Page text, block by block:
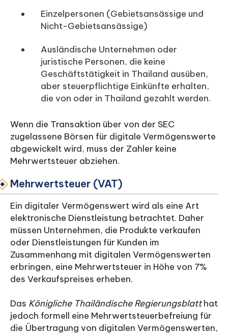
Einzelpersonen (Gebietsansässige und
Nicht-Gebietsansässige)
Ausländische Unternehmen oder
juristische Personen, die keine
Geschäftstätigkeit in Thailand ausüben,
aber steuerpflichtige Einkünfte erhalten,
die von oder in Thailand gezahlt werden.
Wenn die Transaktion über von der SEC
zugelassene Börsen für digitale Vermögenswerte
abgewickelt wird, muss der Zahler keine
Mehrwertsteuer abziehen.
Mehrwertsteuer (VAT)
Ein digitaler Vermögenswert wird als eine Art
elektronische Dienstleistung betrachtet. Daher
müssen Unternehmen, die Produkte verkaufen
oder Dienstleistungen für Kunden im
Zusammenhang mit digitalen Vermögenswerten
erbringen, eine Mehrwertsteuer in Höhe von 7%
des Verkaufspreises erheben.
Das Königliche Thailändische Regierungsblatthat
jedoch formell eine Mehrwertsteuerbefreiung für
die Übertragung von digitalen Vermögenswerten,